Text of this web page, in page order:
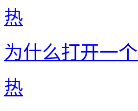
热
为什么打开一
热